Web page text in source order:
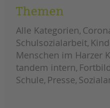
2019:
neuer
mit
5000
besucher*innen
Themen
Alle Kategorien
Schulsozialarbeit
Menschen im Harzer
tandem intern
Schule Presse